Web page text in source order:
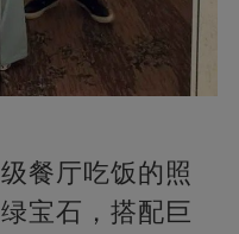
餐厅吃饭的照
宝石，搭配巨